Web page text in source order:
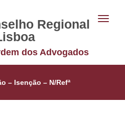
Regional
dos Advogados
– Isenção – N/Refª